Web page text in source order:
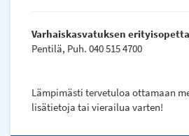
Varhaiskasvatuksen
Pentilä, Puh. 040 515 4700
Lämpimästi tervetuloa ottamaan
lisätietoja tai vierailua varten!